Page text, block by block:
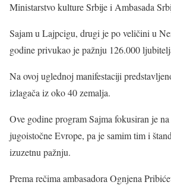
Ministarstvo kulture Srbije i Ambasada
Sajam u Lajpcigu, drugi je po veličini u
godine privukao je pažnju 126.000
Na ovoj uglednoj manifestaciji
izlagača iz oko 40 zemalja.
Ove godine program Sajma fokusiran je
jugoistočne Evrope, pa je samim tim i
izuzetnu pažnju.
Prema rečima ambasadora Ognjena